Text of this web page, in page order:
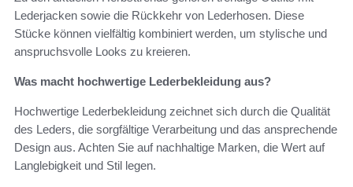
Lederjacken sowie die Rückkehr von Lederhosen. Diese
Stücke können vielfältig kombiniert werden, um stylische und
anspruchsvolle Looks zu kreieren.
Was macht hochwertige Lederbekleidung aus?
Hochwertige Lederbekleidung zeichnet sich durch die Qualität
des Leders, die sorgfältige Verarbeitung und das ansprechende
Design aus. Achten Sie auf nachhaltige Marken, die Wert auf
Langlebigkeit und Stil legen.